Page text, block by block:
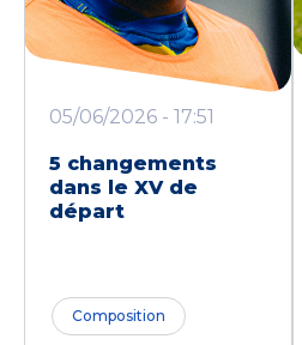
05/06/2026 - 17:51
5 changements
dans le XV de
départ
Composition